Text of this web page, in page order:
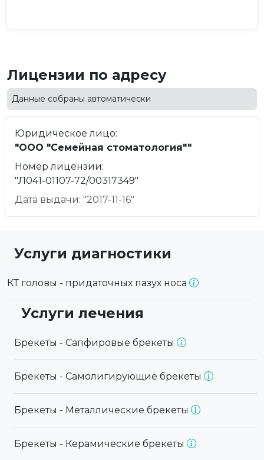
Лицензии по адресу
Данные собраны автоматически
Юридическое лицо:
"ООО "Семейная стоматология""
Номер лицензии:
"Л041-01107-72/00317349"
Дата выдачи: "2017-11-16"
Услуги диагностики
КТ головы - придаточных пазух носа
Услуги лечения
Брекеты - Сапфировые брекеты
Брекеты - Самолигирующие брекеты
Брекеты - Металлические брекеты
Брекеты - Керамические брекеты